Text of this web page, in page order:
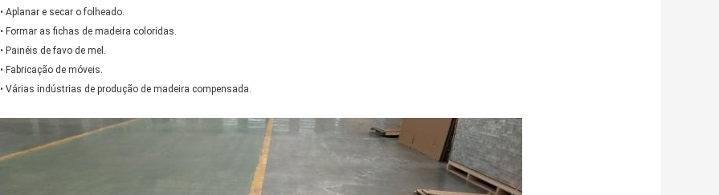
• Aplanar e secar o folheado.
• Formar as fichas de madeira coloridas.
• Painéis de favo de mel.
• Fabricação de móveis.
• Várias indústrias de produção de madeira compensada.